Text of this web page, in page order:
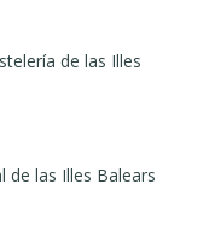
de las Illes
de las Illes Balears